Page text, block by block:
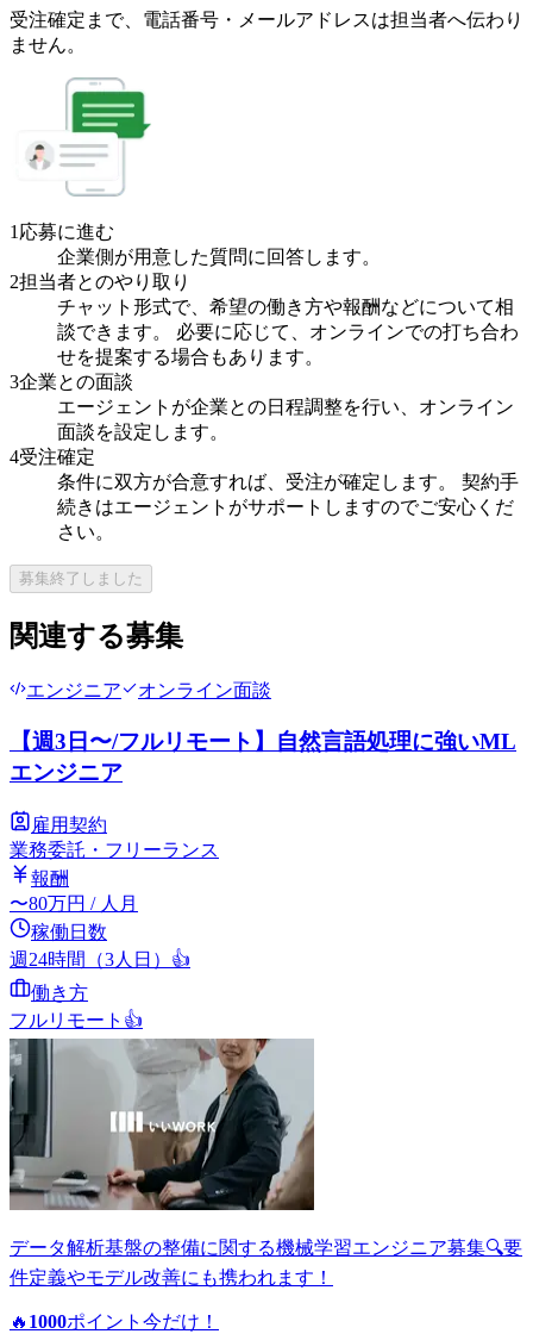
受注確定まで、 電話番号・メールアドレスは担当者へ伝わり
ません。
1 応募に進む
企業側が用意した質問に回答します。
2担当者とのやり取り
チャット形式で、希望の働き方や報酬などについて相
談できます。 必要に応じて、オンラインでの打ち合わ
せを提案する場合もあります。
3企業との面談
エージェントが企業との日程調整を行い、オンライン
面談を設定します。
4受注確定
条件に双方が合意すれば、受注が確定します。 契約手
続きはエージェントがサポートしますのでご安心くだ
さい。
募集終了しました
関連する募集
エンジニア オンライン面談
【週3日〜/フルリモート】自然言語処理に強いML
エンジニア
雇用契約
業務委託・フリーランス
報酬
〜80万円 / 人月
稼働日数
週24時間（3人日） 👍
働き方
フルリモート 👍
データ解析基盤の整備に関する機械学習エンジニア募集🔍要
件定義やモデル改善にも携われます！
🔥 1000ポイント 今だけ！